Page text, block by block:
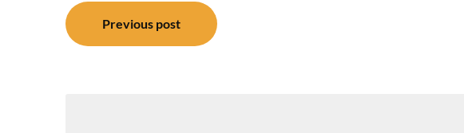
Post
navigation
Previous post